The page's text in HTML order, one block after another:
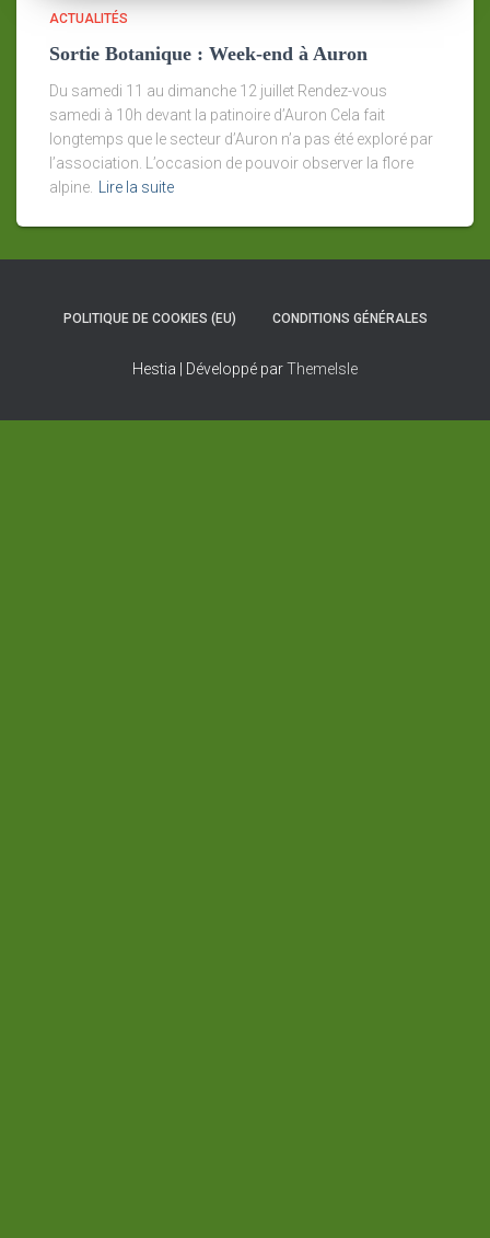
ACTUALITÉS
Sortie Botanique : Week-end à Auron
Du samedi 11 au dimanche 12 juillet Rendez-vous
samedi à 10h devant la patinoire d’Auron Cela fait
longtemps que le secteur d’Auron n’a pas été exploré par
l’association. L’occasion de pouvoir observer la flore
alpine.
Lire la suite
POLITIQUE DE COOKIES (EU) CONDITIONS GÉNÉRALES
Hestia | Développé parThemeIsle